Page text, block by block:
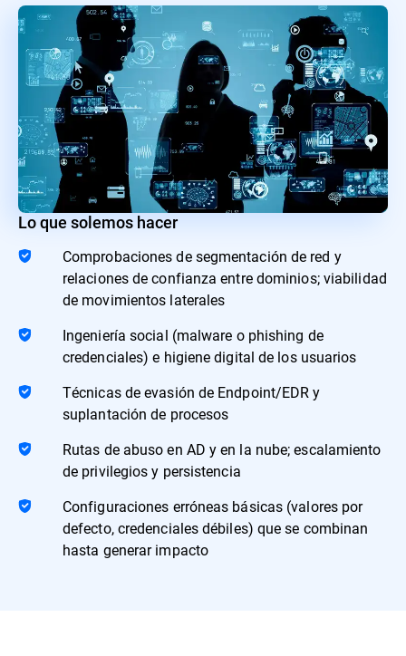
Lo que solemos hacer
Comprobaciones de segmentación de red y
relaciones de confianza entre dominios; viabilidad
de movimientos laterales
Ingeniería social (malware o phishing de
credenciales) e higiene digital de los usuarios
Técnicas de evasión de Endpoint/EDR y
suplantación de procesos
Rutas de abuso en AD y en la nube; escalamiento
de privilegios y persistencia
Configuraciones erróneas básicas (valores por
defecto, credenciales débiles) que se combinan
hasta generar impacto